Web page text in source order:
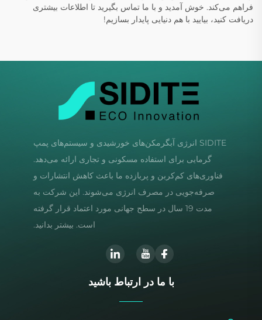
فراهم می‌کند. خوش آمدید و با ما تماس بگیرید تا اطلاعات بیشتری
دریافت کنید، بیایید با هم دنیایی پایدار بسازیم!
SIDITE انرژی آبگرمکن‌های خورشیدی و سیستم‌های پمپ
گرمایی برای استفاده مسکونی و تجاری ارائه می‌دهد.
فناوری‌های کم‌کربن و پربازده ما باعث کاهش انتشارات و
صرفه‌جویی در مصرف انرژی می‌شوند. این شرکت به
مدت 19 سال در سطح جهانی مورد اعتماد قرار گرفته
است. بیشتر بدانید.
با ما در ارتباط باشید